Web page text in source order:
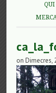
QUI
on Dimecres,